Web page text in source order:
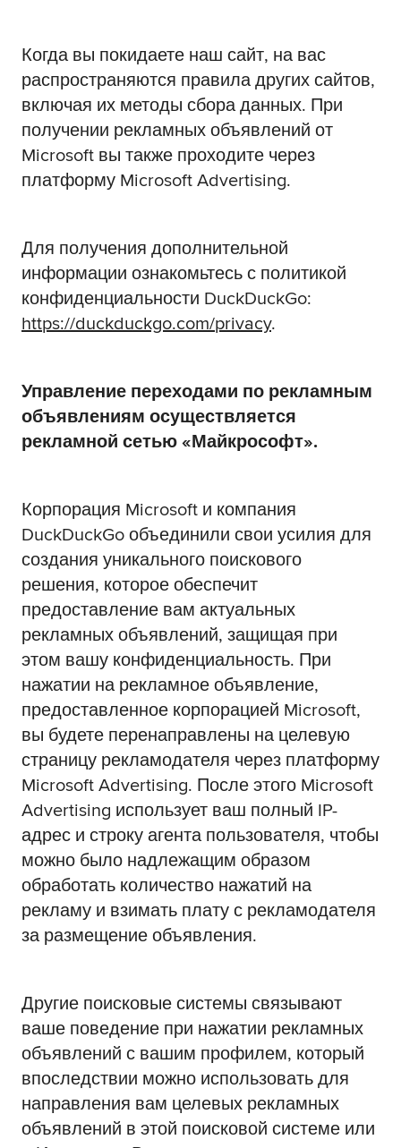
Когда вы покидаете наш сайт, на вас
распространяются правила других сайтов,
включая их методы сбора данных. При
получении рекламных объявлений от
Microsoft вы также проходите через
платформу Microsoft Advertising.
Для получения дополнительной
информации ознакомьтесь с политикой
конфиденциальности DuckDuckGo:
https://duckduckgo.com/privacy.
Управление переходами по рекламным
объявлениям осуществляется
рекламной сетью «Майкрософт».
Корпорация Microsoft и компания
DuckDuckGo объединили свои усилия для
создания уникального поискового
решения, которое обеспечит
предоставление вам актуальных
рекламных объявлений, защищая при
этом вашу конфиденциальность. При
нажатии на рекламное объявление,
предоставленное корпорацией Microsoft,
вы будете перенаправлены на целевую
страницу рекламодателя через платформу
Microsoft Advertising. После этого Microsoft
Advertising использует ваш полный IP-
адрес и строку агента пользователя, чтобы
можно было надлежащим образом
обработать количество нажатий на
рекламу и взимать плату с рекламодателя
за размещение объявления.
Другие поисковые системы связывают
ваше поведение при нажатии рекламных
объявлений с вашим профилем, который
впоследствии можно использовать для
направления вам целевых рекламных
объявлений в этой поисковой системе или